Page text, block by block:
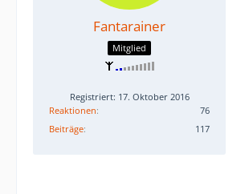
Fantarainer
Mitglied
Registriert: 17. Oktober 2016
Reaktionen
76
Beiträge
117